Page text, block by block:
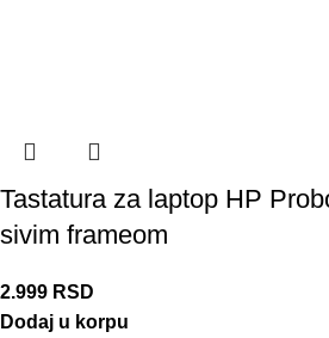
Tastatura za laptop HP
sivim frameom
2.999 RSD
Dodaj u korpu